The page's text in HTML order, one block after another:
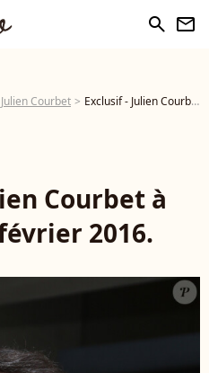
search newsletter
Courbet Exclusif - Julien Courbet à Paris le 15 février 2016. - Photo
Courbet à
2016.